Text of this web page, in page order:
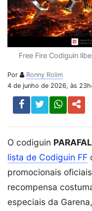
Free Fire Codiguin
Por
Ronny Rolim
4 de junho de 2026, às
O codiguin
lista de Codiguin FF
promocionais
recompensa
especiais da